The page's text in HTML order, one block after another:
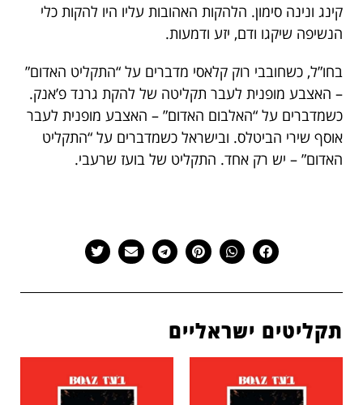
קינג ונינה סימון. הלהקות האהובות עליו היו להקות כלי
הנשיפה שיקגו ודם, יזע ודמעות.
בחו”ל, כשחובבי רוק קלאסי מדברים על “התקליט האדום”
– האצבע מופנית לעבר תקליטה של להקת גרנד פ’אנק.
כשמדברים על “האלבום האדום” – האצבע מופנית לעבר
אוסף שירי הביטלס. ובישראל כשמדברים על “התקליט
האדום” – יש רק אחד. התקליט של בועז שרעבי.
תקליטים ישראליים